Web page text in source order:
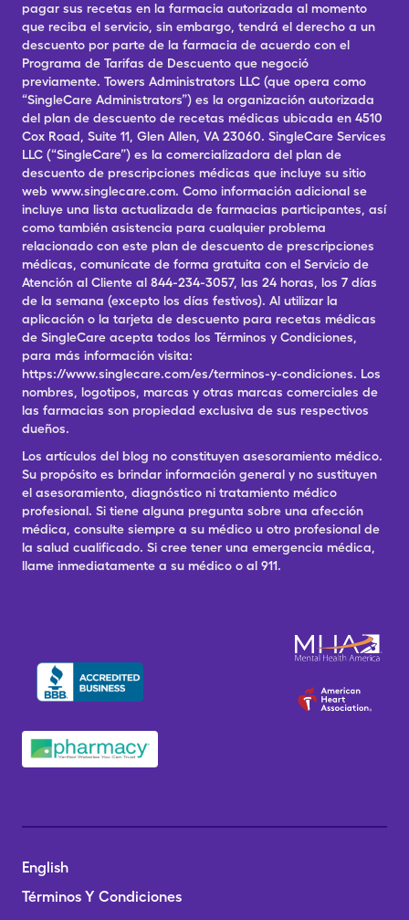
pagar sus recetas en la farmacia autorizada al momento
que reciba el servicio, sin embargo, tendrá el derecho a un
descuento por parte de la farmacia de acuerdo con el
Programa de Tarifas de Descuento que negoció
previamente. Towers Administrators LLC (que opera como
“SingleCare Administrators”) es la organización autorizada
del plan de descuento de recetas médicas ubicada en 4510
Cox Road, Suite 11, Glen Allen, VA 23060. SingleCare Services
LLC (“SingleCare”) es la comercializadora del plan de
descuento de prescripciones médicas que incluye su sitio
web www.singlecare.com. Como información adicional se
incluye una lista actualizada de farmacias participantes, así
como también asistencia para cualquier problema
relacionado con este plan de descuento de prescripciones
médicas, comunícate de forma gratuita con el Servicio de
Atención al Cliente al 844-234-3057, las 24 horas, los 7 días
de la semana (excepto los días festivos). Al utilizar la
aplicación o la tarjeta de descuento para recetas médicas
de SingleCare acepta todos los Términos y Condiciones,
para más información visita:
https://www.singlecare.com/es/terminos-y-condiciones. Los
nombres, logotipos, marcas y otras marcas comerciales de
las farmacias son propiedad exclusiva de sus respectivos
dueños.
Los artículos del blog no constituyen asesoramiento médico.
Su propósito es brindar información general y no sustituyen
el asesoramiento, diagnóstico ni tratamiento médico
profesional. Si tiene alguna pregunta sobre una afección
médica, consulte siempre a su médico u otro profesional de
la salud cualificado. Si cree tener una emergencia médica,
llame inmediatamente a su médico o al 911.
English
Términos Y Condiciones